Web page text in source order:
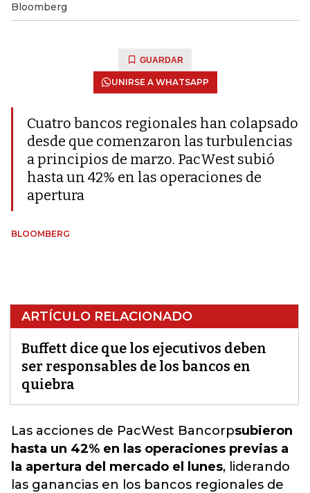
Bloomberg
GUARDAR
UNIRSE A WHATSAPP
Cuatro bancos regionales han colapsado
desde que comenzaron las turbulencias
a principios de marzo. PacWest subió
hasta un 42% en las operaciones de
apertura
BLOOMBERG
ARTÍCULO RELACIONADO
Buffett dice que los ejecutivos deben
ser responsables de los bancos en
quiebra
Las acciones de PacWest Bancorpsubieron
hasta un 42% en las operaciones previas a
la apertura del mercado el lunes, liderando
las ganancias en los bancos regionales de